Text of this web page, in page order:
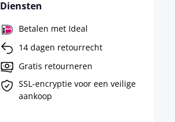
Diensten
Betalen met Ideal
14 dagen retourrecht
Gratis retourneren
SSL-encryptie voor een veilige
aankoop